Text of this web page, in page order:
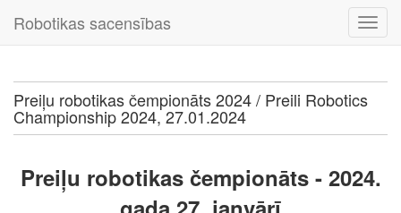
Robotikas sacensības
Preiļu robotikas čempionāts 2024 / Preili Robotics
Championship 2024, 27.01.2024
Preiļu robotikas čempionāts - 2024.